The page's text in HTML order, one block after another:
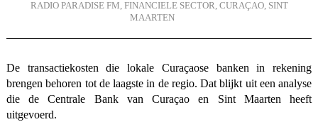
RADIO PARADISE FM, FINANCIELE SECTOR, CURAÇAO, SINT
MAARTEN
De transactiekosten die lokale Curaçaose banken in rekening
brengen behoren tot de laagste in de regio. Dat blijkt uit een analyse
die de Centrale Bank van Curaçao en Sint Maarten heeft
uitgevoerd.